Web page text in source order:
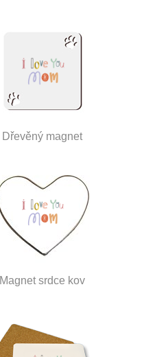
Dřevěný magnet
Magnet srdce kov